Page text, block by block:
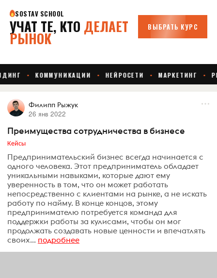
Филипп Рыжук
26 янв 2022
Преимущества сотрудничества в бизнесе
Кейсы
Предпринимательский бизнес всегда начинается с
одного человека. Этот предприниматель обладает
уникальными навыками, которые дают ему
уверенность в том, что он может работать
непосредственно с клиентами на рынке, а не искать
работу по найму. В конце концов, этому
предпринимателю потребуется команда для
поддержки работы за кулисами, чтобы он мог
продолжать создавать новые ценности и впечатлять
своих... подробнее